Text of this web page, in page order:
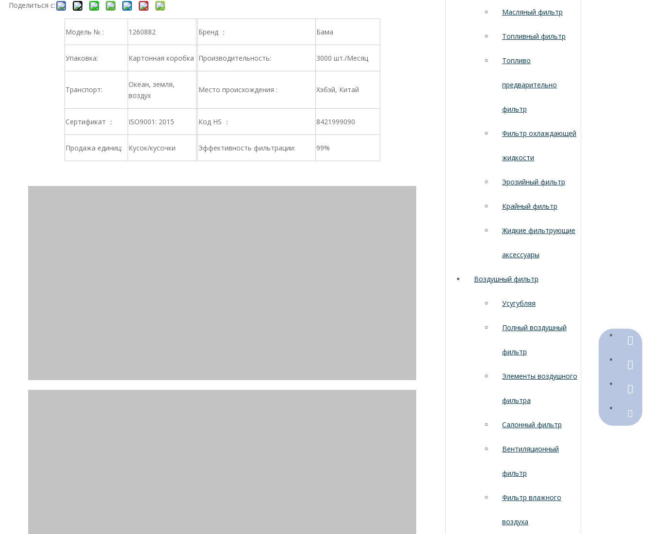
Поделиться с:
Модель № : 1260882 Бренд ： Бама
Упаковка: Картонная коробка Производительность: 3000 шт./Месяц
Транспорт:
Океан, земля,
воздух
Место происхождения : Хэбэй, Китай
Сертификат ： ISO9001: 2015 Код HS ： 8421999090
Продажа единиц: Кусок/кусочки Эффективность фильтрации: 99%
Масляный фильтр
Топливный фильтр
Топливо
предварительно
фильтр
Фильтр охлаждающей
жидкости
Эрозийный фильтр
Крайный фильтр
Жидкие фильтрующие
аксессуары
Воздушный фильтр
Усугубляя
Полный воздушный
фильтр
Элементы воздушного
фильтра
Салонный фильтр
Вентиляционный
фильтр
Фильтр влажного
воздуха
+86-